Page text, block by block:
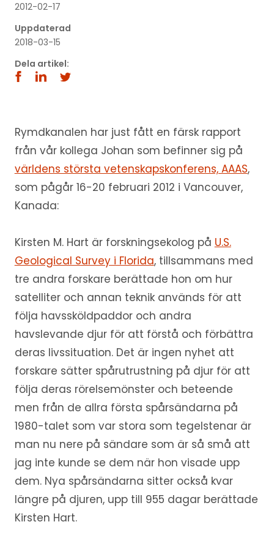
2012-02-17
Uppdaterad
2018-03-15
Dela artikel:
Rymdkanalen har just fått en färsk rapport
från vår kollega Johan som befinner sig på
världens största vetenskapskonferens, AAAS,
som pågår 16-20 februari 2012 i Vancouver,
Kanada:
Kirsten M. Hart är forskningsekolog på U.S.
Geological Survey i Florida, tillsammans med
tre andra forskare berättade hon om hur
satelliter och annan teknik används för att
följa havssköldpaddor och andra
havslevande djur för att förstå och förbättra
deras livssituation. Det är ingen nyhet att
forskare sätter spårutrustning på djur för att
följa deras rörelsemönster och beteende
men från de allra första spårsändarna på
1980-talet som var stora som tegelstenar är
man nu nere på sändare som är så små att
jag inte kunde se dem när hon visade upp
dem. Nya spårsändarna sitter också kvar
längre på djuren, upp till 955 dagar berättade
Kirsten Hart.